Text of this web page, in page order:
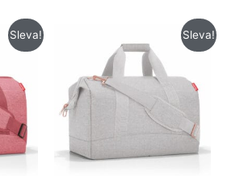
Sleva!
Aktuální
cena
1
019 Kč.
Sleva!
cena
byla:
1
495 Kč.
Aktuální
cena
1
185 Kč.